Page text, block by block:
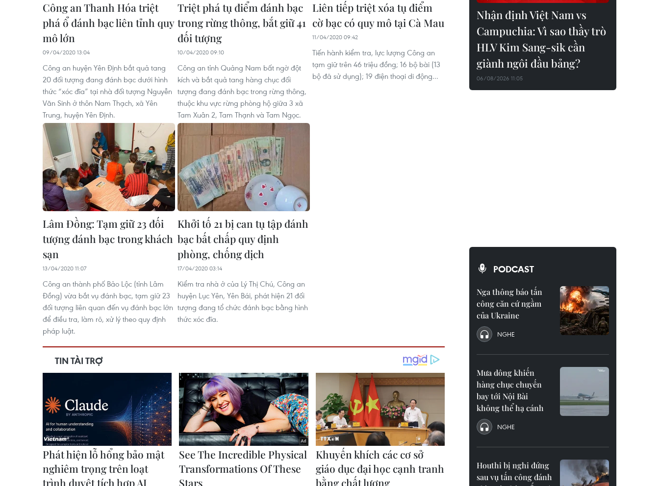
Công an Thanh Hóa triệt
phá ổ đánh bạc liên tỉnh quy
mô lớn
09/04/2020 13:04
Công an huyện Yên Định bắt quả tang
20 đối tượng đang đánh bạc dưới hình
thức “xóc đĩa” tại nhà đối tượng Nguyễn
Văn Sinh ở thôn Nam Thạch, xã Yên
Trung, huyện Yên Định.
Triệt phá tụ điểm đánh bạc
trong rừng thông, bắt giữ 41
đối tượng
10/04/2020 09:10
Công an tỉnh Quảng Nam bất ngờ đột
kích và bắt quả tang hàng chục đối
tượng đang đánh bạc trong rừng thông,
thuộc khu vực rừng phòng hộ giữa 3 xã
Tam Xuân 2, Tam Thạnh và Tam Ngọc.
Liên tiếp triệt xóa tụ điểm
cờ bạc có quy mô tại Cà Mau
11/04/2020 09:42
Tiến hành kiểm tra, lực lượng Công an
tạm giữ trên 46 triệu đồng; 16 bộ bài (13
bộ đã sử dụng); 19 điện thoại di động...
Lâm Đồng: Tạm giữ 23 đối
tượng đánh bạc trong khách
sạn
13/04/2020 11:07
Công an thành phố Bảo Lộc (tỉnh Lâm
Đồng) vừa bắt vụ đánh bạc, tạm giữ 23
đối tượng liên quan đến vụ đánh bạc lớn
để điều tra, làm rõ, xử lý theo quy định
pháp luật.
Khởi tố 21 bị can tụ tập đánh
bạc bất chấp quy định
phòng, chống dịch
17/04/2020 03:14
Kiểm tra nhà ở của Lý Thị Chú, Công an
huyện Lục Yên, Yên Bái, phát hiện 21 đối
tượng đang tổ chức đánh bạc bằng hình
thức xóc đĩa.
Nhận định Việt Nam vs
Campuchia: Vì sao thầy trò
HLV Kim Sang-sik cần
giành ngôi đầu bảng?
06/08/2026 11:05
PODCAST
Nga thông báo tấn
công căn cứ ngầm
của Ukraine
NGHE
Mưa dông khiến
hàng chục chuyến
bay tới Nội Bài
không thể hạ cánh
NGHE
Houthi bị nghi đứng
sau vụ tấn công đánh